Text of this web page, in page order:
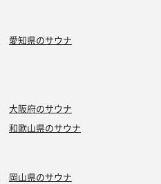
愛知県のサウナ
大阪府のサウナ
和歌山県のサウナ
岡山県のサウナ